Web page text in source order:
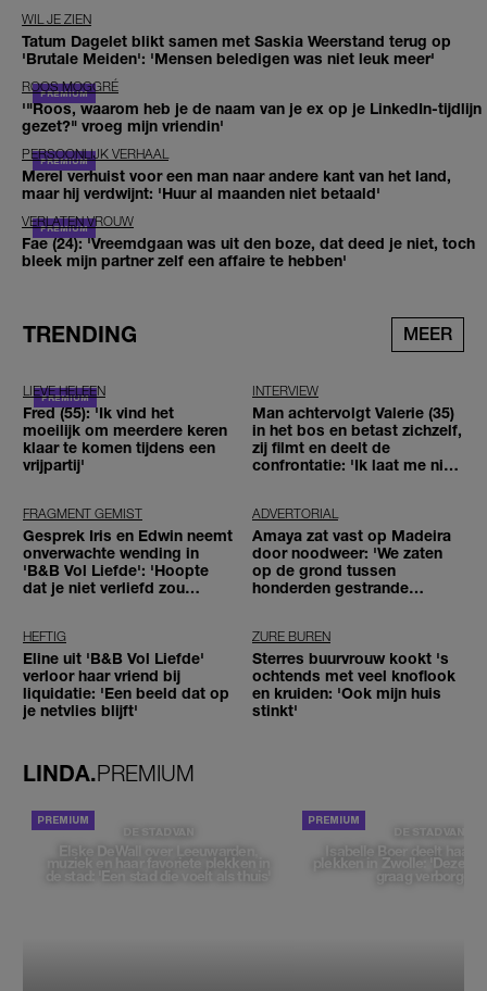
WIL JE ZIEN
Tatum Dagelet blikt samen met Saskia Weerstand terug op
'Brutale Meiden': 'Mensen beledigen was niet leuk meer'
ROOS MOGGRÉ
'"Roos, waarom heb je de naam van je ex op je LinkedIn-tijdlijn
gezet?" vroeg mijn vriendin'
PERSOONLIJK VERHAAL
Merel verhuist voor een man naar andere kant van het land,
maar hij verdwijnt: 'Huur al maanden niet betaald'
VERLATEN VROUW
Fae (24): 'Vreemdgaan was uit den boze, dat deed je niet, toch
bleek mijn partner zelf een affaire te hebben'
TRENDING MEER
LIEVE HELEEN
Fred (55): 'Ik vind het
moeilijk om meerdere keren
klaar te komen tijdens een
vrijpartij'
INTERVIEW
Man achtervolgt Valerie (35)
in het bos en betast zichzelf,
zij filmt en deelt de
confrontatie: 'Ik laat me niet
FRAGMENT GEMIST
Gesprek Iris en Edwin neemt
onverwachte wending in
'B&B Vol Liefde': 'Hoopte
dat je niet verliefd zou
ADVERTORIAL
Amaya zat vast op Madeira
door noodweer: 'We zaten
op de grond tussen
honderden gestrande
HEFTIG
Eline uit 'B&B Vol Liefde'
verloor haar vriend bij
liquidatie: 'Een beeld dat op
je netvlies blijft'
ZURE BUREN
Sterres buurvrouw kookt 's
ochtends met veel knoflook
en kruiden: 'Ook mijn huis
stinkt'
LINDA.PREMIUM
DE STAD VAN
Elske DeWall over Leeuwarden,
muziek en haar favoriete plekken in
de stad: 'Een stad die voelt als thuis'
DE STAD VAN
Isabelle Boer deelt haar
plekken in Zwolle: 'Deze
graag verborgen'